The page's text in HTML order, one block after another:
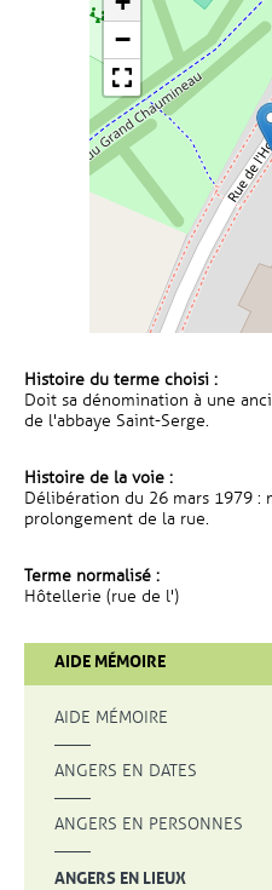
−
Histoire du terme choisi :
Doit sa dénomination à une
de l'abbaye Saint-Serge.
Histoire de la voie :
Délibération du 26 mars 1979 :
prolongement de la rue.
Terme normalisé :
Hôtellerie (rue de l')
AIDE MÉMOIRE
AIDE MÉMOIRE
ANGERS EN DATES
ANGERS EN PERSONNES
ANGERS EN LIEUX